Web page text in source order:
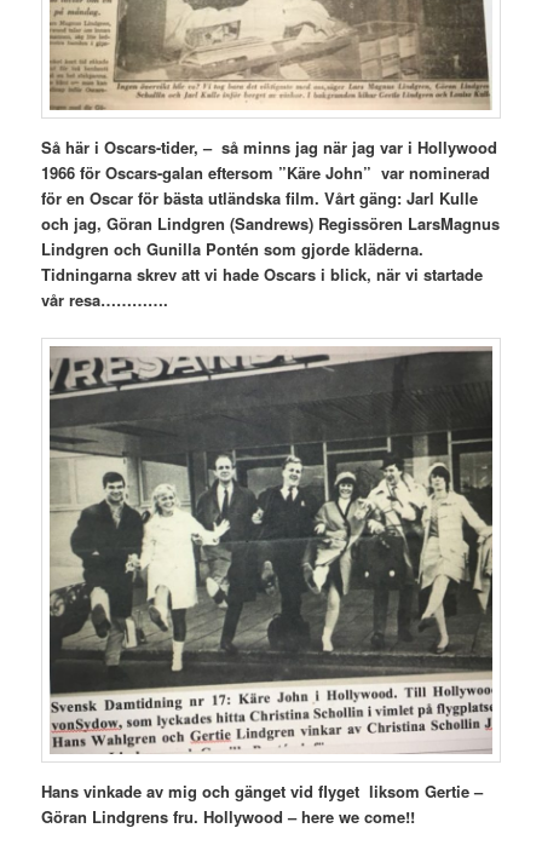
Så här i Oscars-tider, – så minns jag när jag var i Hollywood
1966 för Oscars-galan eftersom ”Käre John” var nominerad
för en Oscar för bästa utländska film. Vårt gäng: Jarl Kulle
och jag, Göran Lindgren (Sandrews) Regissören LarsMagnus
Lindgren och Gunilla Pontén som gjorde kläderna.
Tidningarna skrev att vi hade Oscars i blick, när vi startade
vår resa………….
Hans vinkade av mig och gänget vid flyget liksom Gertie –
Göran Lindgrens fru. Hollywood – here we come!!